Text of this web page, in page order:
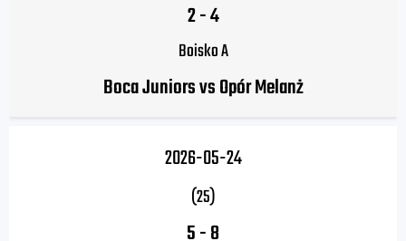
2-4
Boisko A
Boca Juniors vs Opór Melanż
2026-05-24
(25)
5-8